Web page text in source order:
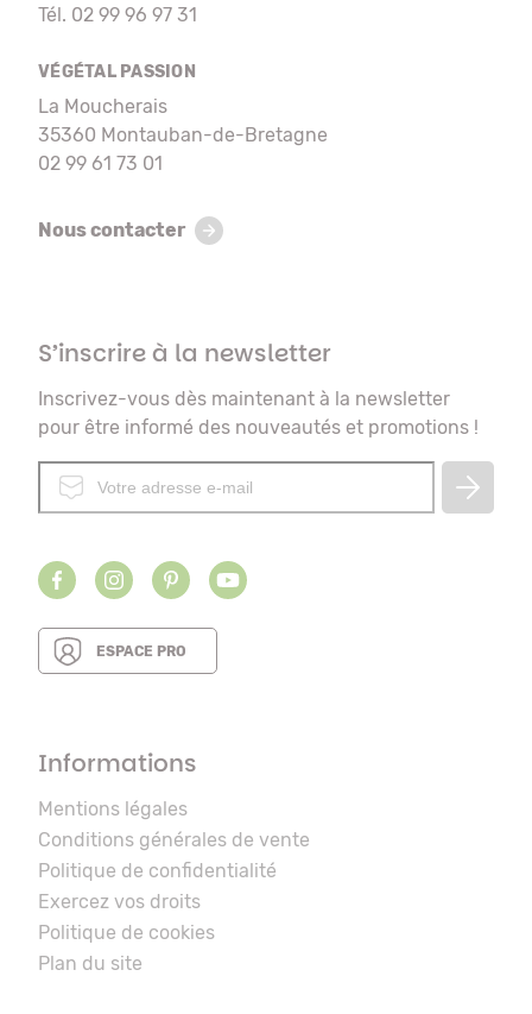
Tél. 02 99 96 97 31
VÉGÉTAL PASSION
La Moucherais
35360 Montauban-de-Bretagne
02 99 61 73 01
Nous contacter
S’inscrire à la newsletter
Inscrivez-vous dès maintenant à la newsletter
pour être informé des nouveautés et promotions !
ESPACE PRO
Informations
Mentions légales
Conditions générales de vente
Politique de confidentialité
Exercez vos droits
Politique de cookies
Plan du site